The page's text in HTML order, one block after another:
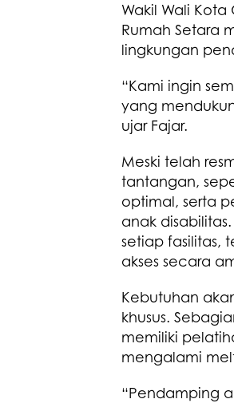
Wakil Wali
Rumah Setara
lingkungan
“Kami ingin
yang
ujar Fajar.
Meski telah
tantangan,
optimal, serta
anak
setiap fasilitas,
akses secara
Kebutuhan
khusus.
memiliki
mengalami
“Pendamping